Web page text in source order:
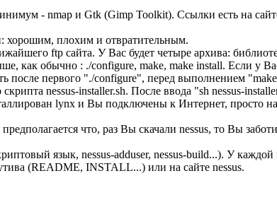
- nmap и Gtk (Gimp Toolkit). Ссылки есть на
хорошим, плохим и отвратительным.
ftp сайта. У Вас будет четыре архива:
как обычно : ./configure, make, make install. Если у
после первого "./configure", перед выполнением
nessus-installer.sh. После ввода "sh nessus-
lynx и Вы подключены к Интернет, просто
что, раз Вы скачали nessus, то Вы
язык, nessus-adduser, nessus-build...). У
(README, INSTALL...) или на сайте nessus.